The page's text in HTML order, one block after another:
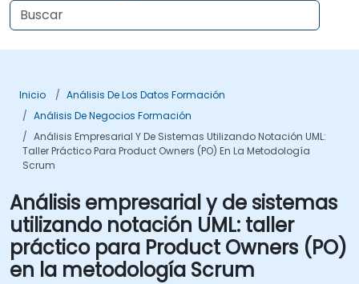
Inicio
Análisis De Los Datos Formación
Análisis De Negocios Formación
Análisis Empresarial Y De Sistemas Utilizando Notación UML:
Taller Práctico Para Product Owners (PO) En La Metodología
Scrum
Análisis empresarial y de sistemas
utilizando notación UML: taller
práctico para Product Owners (PO)
en la metodología Scrum